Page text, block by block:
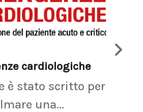
cardiologiche
è stato scritto per
una...